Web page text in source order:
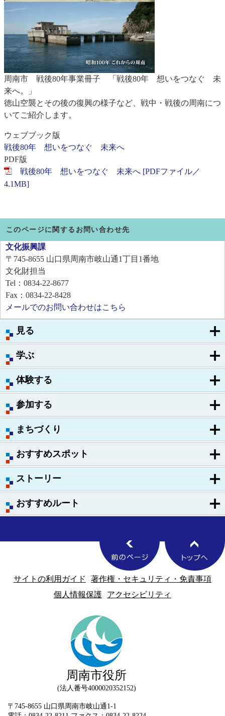
見る
学ぶ
体験する
参加する
まちづくり
おすすめスポット
ストーリー
おすすめルート
周南市 戦後80年事業冊子 「戦後80年 想いをつなぐ 未
来へ。」
徳山空襲とその後の復興の様子など、戦中・戦後の周南につ
いてご紹介します。
ウェブブック版
戦後80年 想いをつなぐ 未来へ
PDF版
戦後80年 想いをつなぐ 未来へ [PDFファイル／
4.1MB]
このページに関するお問い合わせ先
文化振興課
〒745-8655 山口県周南市岐山通1丁目1番地
文化財担当
Tel：0834-22-8677
Fax：0834-22-8428
メールでのお問い合わせはこちら
サイトの利用ガイド
著作権・セキュリティ・免責事項
個人情報保護
アクセシビリティ
周南市役所
法人番号4000020352152
〒745-8655 山口県周南市岐山通1-1